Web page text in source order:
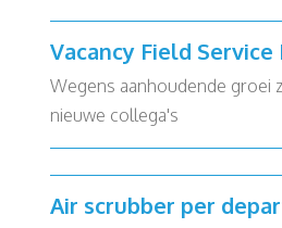
Vacancy Field Service
Wegens aanhoudende groei
nieuwe collega's
Air scrubber per